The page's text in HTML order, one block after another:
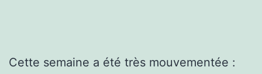
Cette semaine a été très mouvementée :